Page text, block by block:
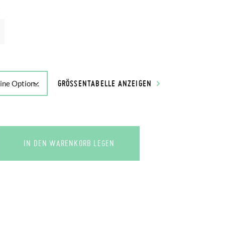
GRÖSSENTABELLE ANZEIGEN
IN DEN WARENKORB LEGEN